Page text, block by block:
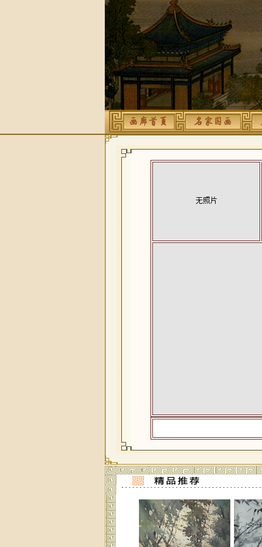
无照片